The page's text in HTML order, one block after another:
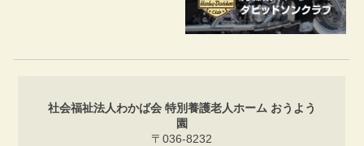
社会福祉法人わかば会 特別養護老人ホーム おうよう
園
〒036-8232